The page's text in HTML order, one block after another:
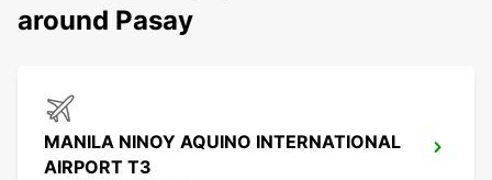
around Pasay
MANILA NINOY AQUINO INTERNATIONAL
AIRPORT T3